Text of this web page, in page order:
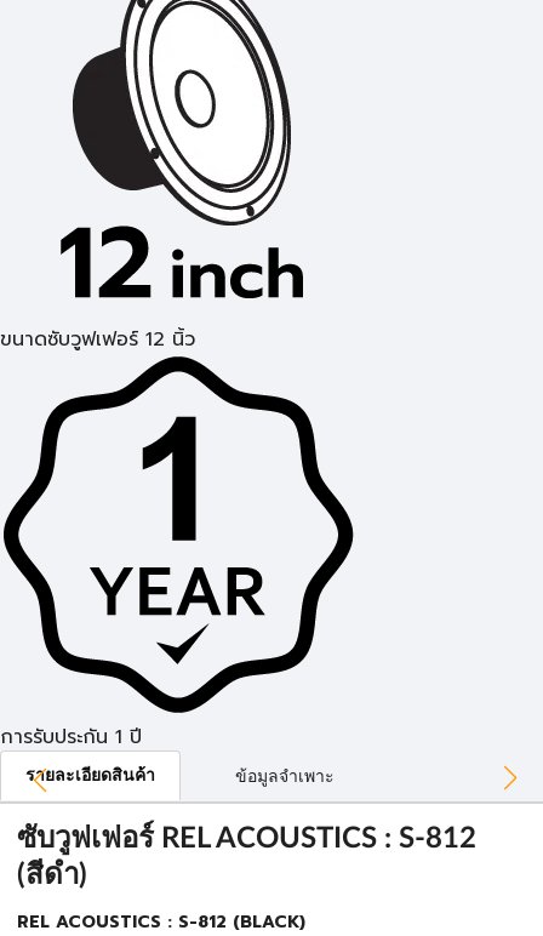
ขนาดซับวูฟเฟอร์ 12 นิ้ว
การรับประกัน 1 ปี
รายละเอียดสินค้า ข้อมูลจำเพาะ
ซับวูฟเฟอร์ REL ACOUSTICS : S-812
(สีดำ)
REL ACOUSTICS : S-812 (BLACK)